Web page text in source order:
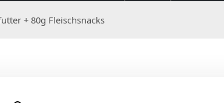
+ 80g Fleischsnacks